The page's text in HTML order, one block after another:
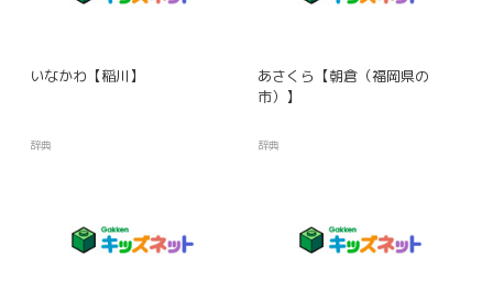
いなかわ【稲川】
辞典
あさくら【朝倉（福岡県の
市）】
辞典